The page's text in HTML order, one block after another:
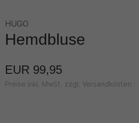
HUGO
Hemdbluse
EUR 99,95
Preise inkl. MwSt. zzgl. Versandkosten